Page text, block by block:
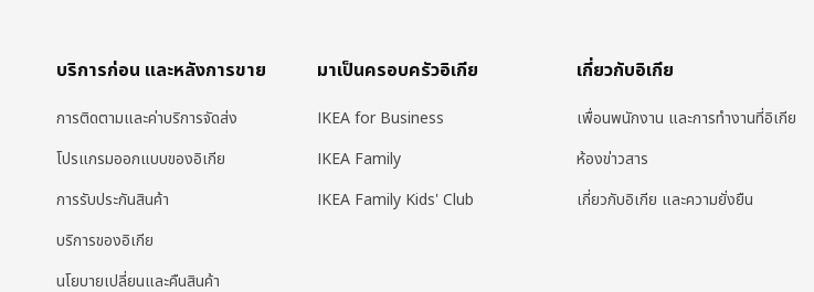
บริการก่อน และหลังการขาย
การติดตามและค่าบริการจัดส่ง
โปรแกรมออกแบบของอิเกีย
การรับประกันสินค้า
บริการของอิเกีย
นโยบายเปลี่ยนและคืนสินค้า
มาเป็นครอบครัวอิเกีย
IKEA for Business
IKEA Family
IKEA Family Kids' Club
เกี่ยวกับอิเกีย
เพื่อนพนักงาน และการทำงานที่อิเกีย
ห้องข่าวสาร
เกี่ยวกับอิเกีย และความยั่งยืน